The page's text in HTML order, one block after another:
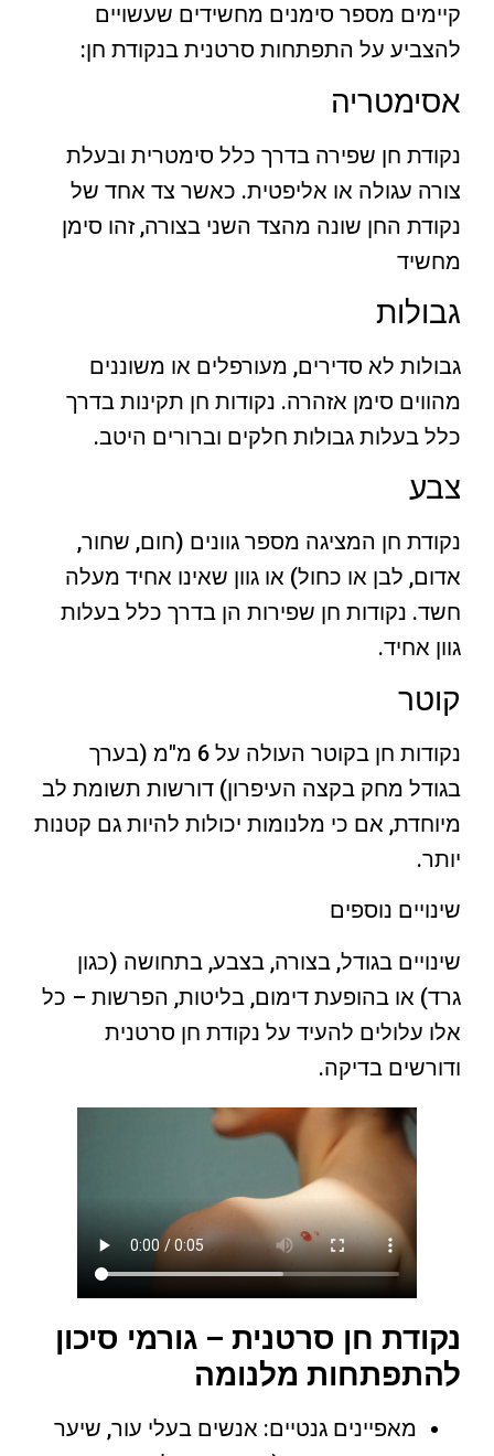
קיימים מספר סימנים מחשידים שעשויים
להצביע על התפתחות סרטנית בנקודת חן:
אסימטריה
נקודת חן שפירה בדרך כלל סימטרית ובעלת
צורה עגולה או אליפטית. כאשר צד אחד של
נקודת החן שונה מהצד השני בצורה, זהו סימן
מחשיד
גבולות
גבולות לא סדירים, מעורפלים או משוננים
מהווים סימן אזהרה. נקודות חן תקינות בדרך
כלל בעלות גבולות חלקים וברורים היטב.
צבע
נקודת חן המציגה מספר גוונים (חום, שחור,
אדום, לבן או כחול) או גוון שאינו אחיד מעלה
חשד. נקודות חן שפירות הן בדרך כלל בעלות
גוון אחיד.
קוטר
נקודות חן בקוטר העולה על 6 מ"מ (בערך
בגודל מחק בקצה העיפרון) דורשות תשומת לב
מיוחדת, אם כי מלנומות יכולות להיות גם קטנות
יותר.
שינויים נוספים
שינויים בגודל, בצורה, בצבע, בתחושה (כגון
גרד) או בהופעת דימום, בליטות, הפרשות – כל
אלו עלולים להעיד על נקודת חן סרטנית
ודורשים בדיקה.
נקודת חן סרטנית – גורמי סיכון
להתפתחות מלנומה
מאפיינים גנטיים: אנשים בעלי עור, שיער